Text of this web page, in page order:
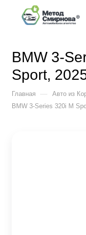
BMW 3-
Sport,
Главная — Авто из
BMW 3-Series 320i M